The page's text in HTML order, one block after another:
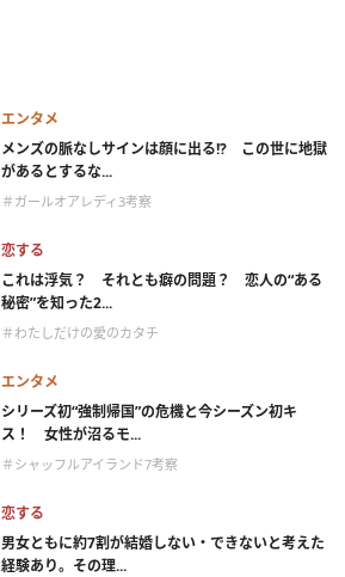
エンタメ
メンズの脈なしサインは顔に出る!? この世に地獄
があるとするな...
＃ガールオアレディ3考察
恋する
これは浮気？ それとも癖の問題？ 恋人の“ある
秘密”を知った2...
＃わたしだけの愛のカタチ
エンタメ
シリーズ初“強制帰国”の危機と今シーズン初キ
ス！ 女性が沼るモ...
＃シャッフルアイランド7考察
恋する
男女ともに約7割が結婚しない・できないと考えた
経験あり。その理...